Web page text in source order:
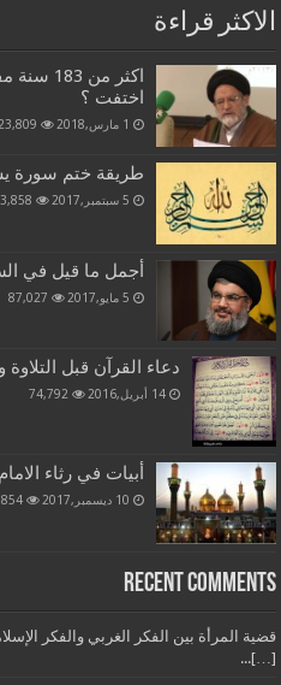
الاكثر قراءة
اكثر من
اختفت ؟
1 مارس,2018
طريقة ختم سورة
5 سبتمبر,2017
أجمل ما قيل في
5 مايو,2017 87,027
دعاء القرآن قبل التلاوة
14 أبريل,2016 74,792
أبيات في رثاء
10 ديسمبر,2017
Recent Comments
قضية المرأة بين الفكر الغربي والفكر
[…]...